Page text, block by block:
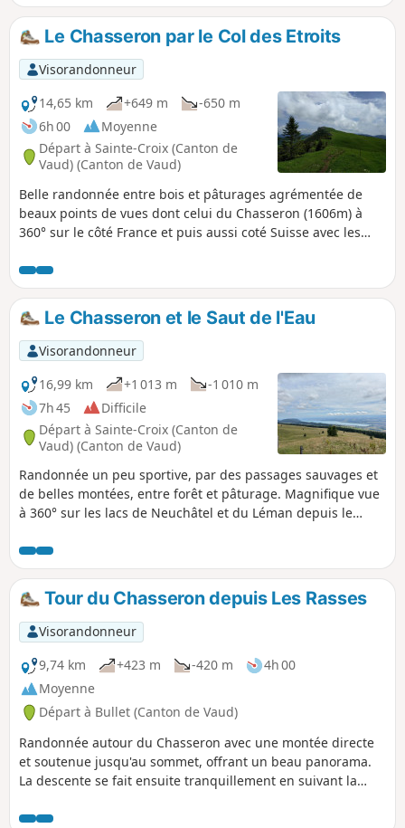
puis vous faites un aller-retour pour voir le
gouffre du Creux des Neiges. Le retour se
fait par le Sentier des Bornes.
Le Chasseron par le Col des Etroits
Visorandonneur
14,65 km
+649 m
-650 m
6h 00
Moyenne
Départ à Sainte-Croix (Canton de
Vaud) (Canton de Vaud)
Belle randonnée entre bois et pâturages agrémentée de
beaux points de vues dont celui du Chasseron (1606m) à
360° sur le côté France et puis aussi coté Suisse avec les
conditions atmosphériques, on peut voir et admirer les
Alpes bernoises, vaudoises et françaises.
Le Chasseron et le Saut de l'Eau
Visorandonneur
16,99 km
+1 013 m
-1 010 m
7h 45
Difficile
Départ à Sainte-Croix (Canton de
Vaud) (Canton de Vaud)
Randonnée un peu sportive, par des passages sauvages et
de belles montées, entre forêt et pâturage. Magnifique vue
à 360° sur les lacs de Neuchâtel et du Léman depuis le
(pierre d'énergie). Passerelles et escaliers au Saut de l'Eau.
Tour du Chasseron depuis Les Rasses
Visorandonneur
9,74 km
+423 m -420 m
4h 00
Moyenne
Départ à Bullet (Canton de Vaud)
Randonnée autour du Chasseron avec une montée directe
et soutenue jusqu'au sommet, offrant un beau panorama.
La descente se fait ensuite tranquillement en suivant la
parking. Parcours accessible.